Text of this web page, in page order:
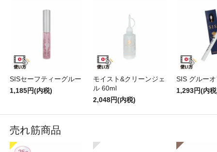
SISセーフティーグルー
1,185円(内税)
モイスト&クリーンジェ
ル 60ml
2,048円(内税)
SIS グルー
1,293円(内
売れ筋商品